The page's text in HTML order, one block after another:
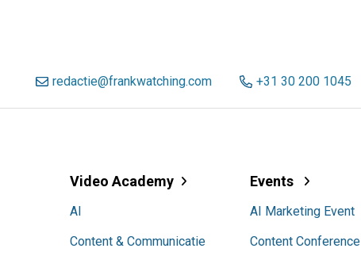
redactie@frankwatching.com +31 30 200 1045
Video Academy
AI
Content & Communicatie
Events
AI Marketing Event
Content Conference